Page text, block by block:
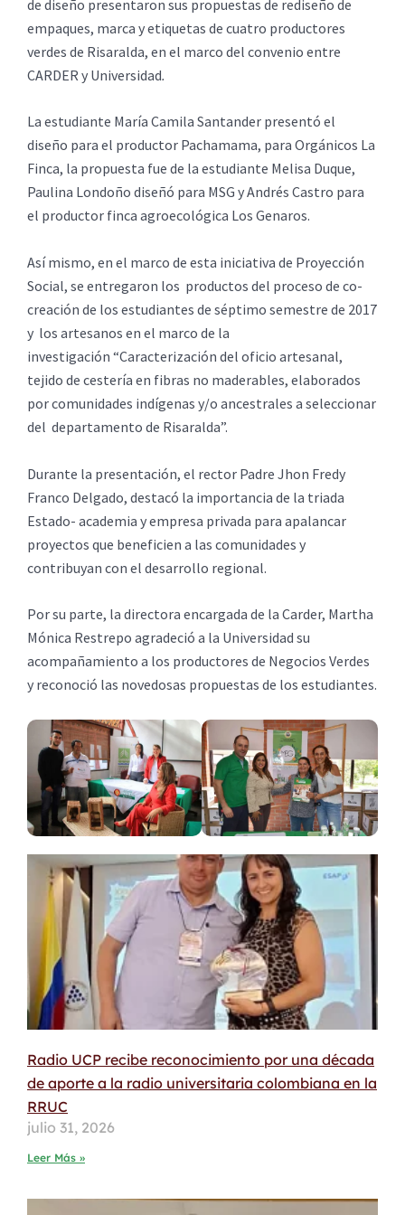
de diseño presentaron sus propuestas de rediseño de
empaques, marca y etiquetas de cuatro productores
verdes de Risaralda, en el marco del convenio entre
CARDER y Universidad.
La estudiante María Camila Santander presentó el
diseño para el productor Pachamama, para Orgánicos La
Finca, la propuesta fue de la estudiante Melisa Duque,
Paulina Londoño diseñó para MSG y Andrés Castro para
el productor finca agroecológica Los Genaros.
Así mismo, en el marco de esta iniciativa de Proyección
Social, se entregaron los productos del proceso de co-
creación de los estudiantes de séptimo semestre de 2017
y los artesanos en el marco de la
investigación “Caracterización del oficio artesanal,
tejido de cestería en fibras no maderables, elaborados
por comunidades indígenas y/o ancestrales a seleccionar
del departamento de Risaralda”.
Durante la presentación, el rector Padre Jhon Fredy
Franco Delgado, destacó la importancia de la triada
Estado- academia y empresa privada para apalancar
proyectos que beneficien a las comunidades y
contribuyan con el desarrollo regional.
Por su parte, la directora encargada de la Carder, Martha
Mónica Restrepo agradeció a la Universidad su
acompañamiento a los productores de Negocios Verdes
y reconoció las novedosas propuestas de los estudiantes.
Radio UCP recibe reconocimiento por una década
de aporte a la radio universitaria colombiana en la
RRUC
julio 31, 2026
Leer Más »